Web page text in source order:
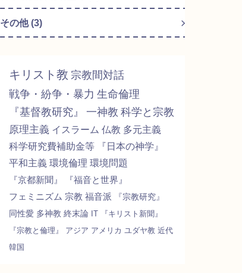
その他 (3)
キリスト教 宗教間対話
戦争・紛争・暴力 生命倫理
『基督教研究』
一神教 科学と宗教
原理主義 イスラーム 仏教 多元主義
科学研究費補助金等
『日本の神学』
平和主義 環境倫理 環境問題
『京都新聞』
『福音と世界』
フェミニズム 宗教 福音派
『宗教研究』
同性愛 多神教 終末論 IT
『キリスト新聞』
『宗教と倫理』
アジア アメリカ ユダヤ教 近代
韓国